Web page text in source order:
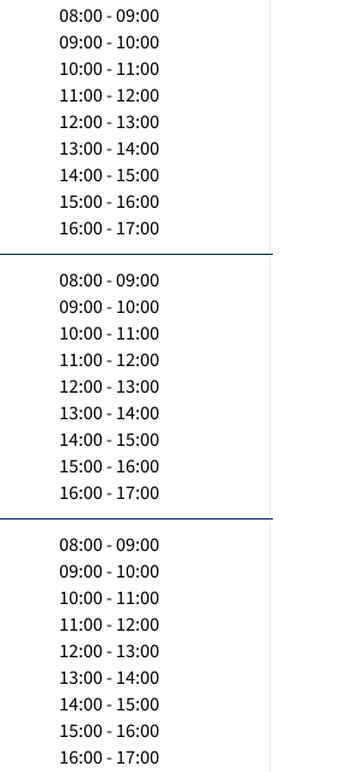
08:00 - 09:00
09:00 - 10:00
10:00 - 11:00
11:00 - 12:00
12:00 - 13:00
13:00 - 14:00
14:00 - 15:00
15:00 - 16:00
16:00 - 17:00
08:00 - 09:00
09:00 - 10:00
10:00 - 11:00
11:00 - 12:00
12:00 - 13:00
13:00 - 14:00
14:00 - 15:00
15:00 - 16:00
16:00 - 17:00
08:00 - 09:00
09:00 - 10:00
10:00 - 11:00
11:00 - 12:00
12:00 - 13:00
13:00 - 14:00
14:00 - 15:00
15:00 - 16:00
16:00 - 17:00